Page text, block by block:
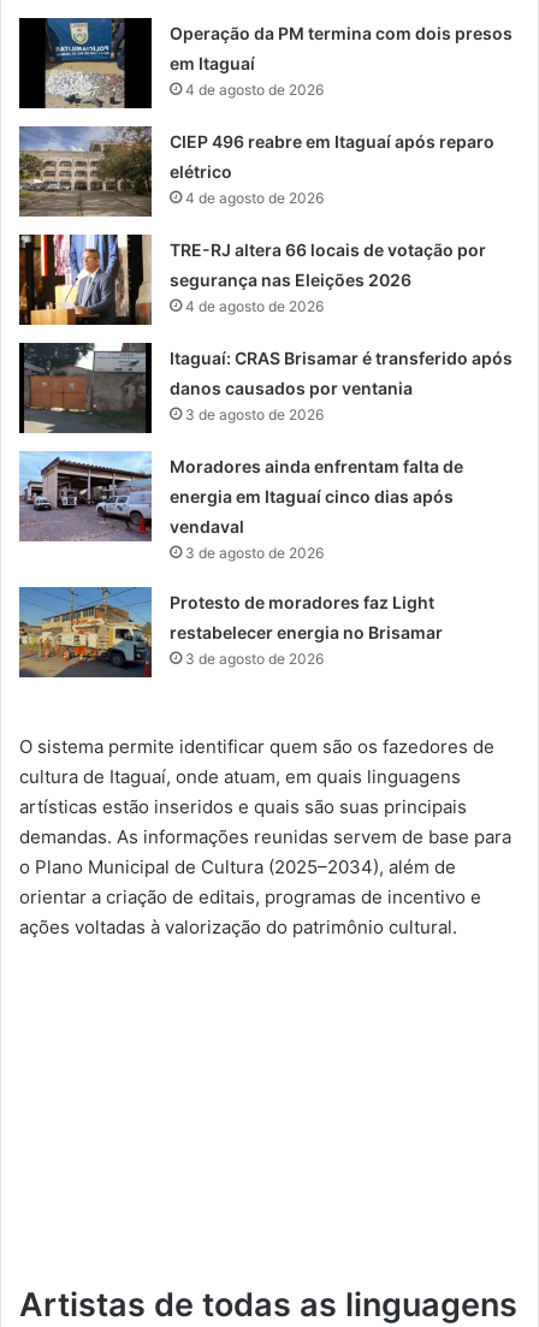
Operação da PM termina com dois presos
em Itaguaí
4 de agosto de 2026
CIEP 496 reabre em Itaguaí após reparo
elétrico
4 de agosto de 2026
TRE-RJ altera 66 locais de votação por
segurança nas Eleições 2026
4 de agosto de 2026
Itaguaí: CRAS Brisamar é transferido após
danos causados por ventania
3 de agosto de 2026
Moradores ainda enfrentam falta de
energia em Itaguaí cinco dias após
vendaval
3 de agosto de 2026
Protesto de moradores faz Light
restabelecer energia no Brisamar
3 de agosto de 2026
O sistema permite identificar quem são os fazedores de
cultura de Itaguaí, onde atuam, em quais linguagens
artísticas estão inseridos e quais são suas principais
demandas. As informações reunidas servem de base para
o Plano Municipal de Cultura (2025–2034), além de
orientar a criação de editais, programas de incentivo e
ações voltadas à valorização do patrimônio cultural.
Artistas de todas as linguagens